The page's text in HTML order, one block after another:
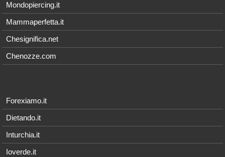
Mondopiercing.it
Mammaperfetta.it
Chesignifica.net
Chenozze.com
Forexiamo.it
Dietando.it
Inturchia.it
Ioverde.it